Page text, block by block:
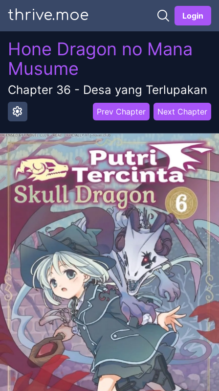
thrive.moe Login
Hone Dragon no Mana
Musume
Chapter 36 - Desa yang Terlupakan
settings Prev Chapter Next Chapter